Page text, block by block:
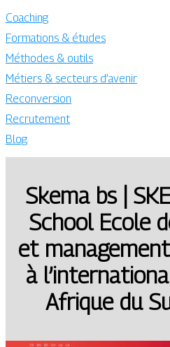
Coaching
Formations & études
Méthodes & outils
Métiers & secteurs d’avenir
Reconversion
Recrutement
Blog
Skema bs |
School Ecole
et
à
Afrique du